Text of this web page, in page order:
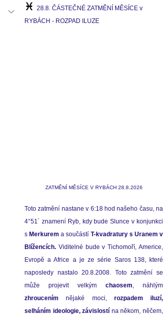
♓ 28.8. ČÁSTEČNÉ ZATMĚNÍ MĚSÍCE v
RYBÁCH - ROZPAD ILUZE
ZATMĚNÍ MĚSÍCE V RYBÁCH 28.8.2026
Toto zatmění nastane v 6:18 hod našeho času, na
4°51´ znamení Ryb, kdy bude Slunce v konjunkci
s Merkurem a součástí T-kvadratury s Uranem v
Blížencích. Viditelné bude v Tichomoří, Americe,
Evropě a Africe a je ze série Saros 138, které
naposledy nastalo 20.8.2008. Toto zatmění se
může projevit velkým chaosem
zhroucením nějaké moci, rozpadem iluzí,
selháním ideologie, závislostí na někom, něčem,